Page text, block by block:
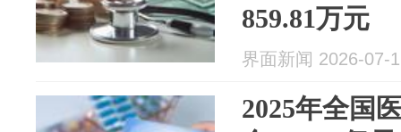
859.81万元
界面新闻 2026-07-
2025年全国